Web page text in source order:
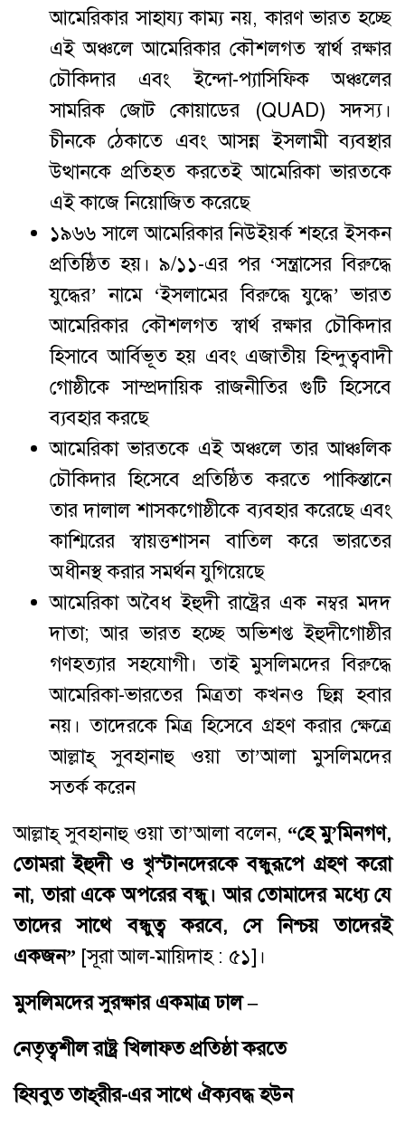
আমেরিকার সাহায্য কাম্য নয়, কারণ ভারত হচ্ছে
এই অঞ্চলে আমেরিকার কৌশলগত স্বার্থ রক্ষার
চৌকিদার এবং ইন্দো-প্যাসিফিক অঞ্চলের
সামরিক জোট কোয়াডের (QUAD) সদস্য।
চীনকে ঠেকাতে এবং আসন্ন ইসলামী ব্যবস্থার
উত্থানকে প্রতিহত করতেই আমেরিকা ভারতকে
এই কাজে নিয়োজিত করেছে
১৯৬৬ সালে আমেরিকার নিউইয়র্ক শহরে ইসকন
প্রতিষ্ঠিত হয়। ৯/১১-এর পর ‘সন্ত্রাসের বিরুদ্ধে
যুদ্ধের’ নামে ‘ইসলামের বিরুদ্ধে যুদ্ধে’ ভারত
আমেরিকার কৌশলগত স্বার্থ রক্ষার চৌকিদার
হিসাবে আর্বিভূত হয় এবং এজাতীয় হিন্দুত্ববাদী
গোষ্ঠীকে সাম্প্রদায়িক রাজনীতির গুটি হিসেবে
ব্যবহার করছে
আমেরিকা ভারতকে এই অঞ্চলে তার আঞ্চলিক
চৌকিদার হিসেবে প্রতিষ্ঠিত করতে পাকিস্তানে
তার দালাল শাসকগোষ্ঠীকে ব্যবহার করেছে এবং
কাশ্মিরের স্বায়ত্তশাসন বাতিল করে ভারতের
অধীনস্থ করার সমর্থন যুগিয়েছে
আমেরিকা অবৈধ ইহুদী রাষ্ট্রের এক নম্বর মদদ
দাতা; আর ভারত হচ্ছে অভিশপ্ত ইহুদীগোষ্ঠীর
গণহত্যার সহযোগী। তাই মুসলিমদের বিরুদ্ধে
আমেরিকা-ভারতের মিত্রতা কখনও ছিন্ন হবার
নয়। তাদেরকে মিত্র হিসেবে গ্রহণ করার ক্ষেত্রে
আল্লাহ্ সুবহানাহু ওয়া তা’আলা মুসলিমদের
সতর্ক করেন
আল্লাহ্ সুবহানাহু ওয়া তা’আলা বলেন, “হে মু’মিনগণ,
তোমরা ইহুদী ও খৃস্টানদেরকে বন্ধুরূপে গ্রহণ করো
না, তারা একে অপরের বন্ধু। আর তোমাদের মধ্যে যে
তাদের সাথে বন্ধুত্ব করবে, সে নিশ্চয় তাদেরই
একজন” [সূরা আল-মায়িদাহ : ৫১]।
মুসলিমদের সুরক্ষার একমাত্র ঢাল –
নেতৃত্বশীল রাষ্ট্র খিলাফত প্রতিষ্ঠা করতে
হিযবুততাহ্‌রীর-এর সাথে ঐক্যবদ্ধ হউন